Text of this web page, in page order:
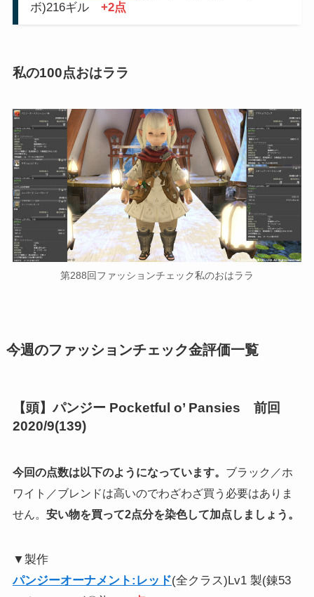
ボ)216ギル +2点
私の100点おはララ
第288回ファッションチェック私のおはララ
今週のファッションチェック金評価一覧
【頭】パンジー Pocketful o’ Pansies 前回
2020/9(139)
今回の点数は以下のようになっています。 ブラック／ホ
ワイト／ブレンドは高いのでわざわざ買う必要はありま
せん。 安い物を買って2点分を染色して加点しましょう。
▼製作
パンジーオーナメント:レッド(全クラス)Lv1 製(錬53